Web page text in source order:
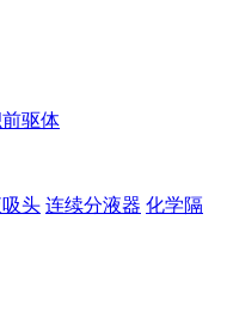
驱体
头 连续分液器 化学隔